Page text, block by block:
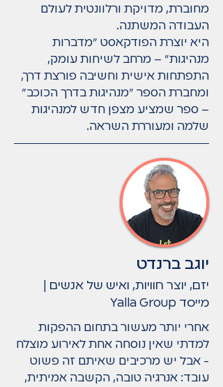
מחוברת, מדויקת ורלוונטית לעולם
העבודה המשתנה.
היא יוצרת הפודקאסט "מדברות
מנהיגות" – מרחב לשיחות עומק,
התפתחות אישית וחשיבה פורצת דרך,
ומחברת הספר "מנהיגות בדרך הכוכב"
– ספר שמציע מצפן חדש למנהיגות
שלמה ומעוררת השראה.
יוגב ברנדט
יזם, יוצר חוויות, ואיש של אנשים |
מייסד Yalla Group
אחרי יותר מעשור בתחום ההפקות
למדתי שאין נוסחה אחת לאירוע מוצלח
- אבל יש מרכיבים שאיתם זה פשוט
עובד: אנרגיה טובה, הקשבה אמיתית,